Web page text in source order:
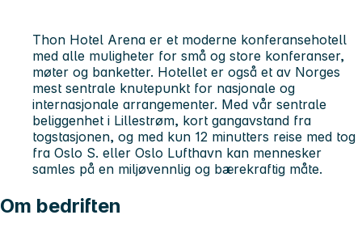
Thon Hotel Arena er et moderne konferansehotell
med alle muligheter for små og store konferanser,
møter og banketter. Hotellet er også et av Norges
mest sentrale knutepunkt for nasjonale og
internasjonale arrangementer. Med vår sentrale
beliggenhet i Lillestrøm, kort gangavstand fra
togstasjonen, og med kun 12 minutters reise med tog
fra Oslo S. eller Oslo Lufthavn kan mennesker
samles på en miljøvennlig og bærekraftig måte.
Om bedriften